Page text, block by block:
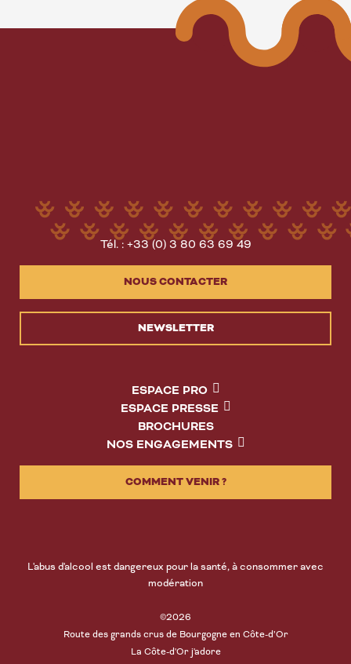
Tél. : +33 (0) 3 80 63 69 49
NOUS CONTACTER
NEWSLETTER
ESPACE PRO
ESPACE PRESSE
BROCHURES
NOS ENGAGEMENTS
COMMENT VENIR ?
L'abus d'alcool est dangereux pour la santé, à consommer avec
modération
©2026
Route des grands crus de Bourgogne en Côte-d’Or
La Côte-d'Or j'adore